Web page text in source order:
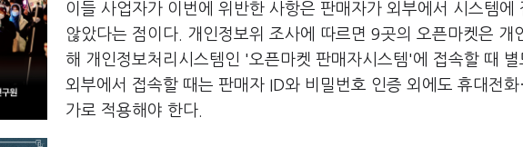
이들 사업자가 이번에 위반한 사항은 판매자가 외부에서 시스템
않았다는 점이다. 개인정보위 조사에 따르면 9곳의 오픈마켓은
해 개인정보처리시스템인 '오픈마켓 판매자시스템'에 접속할 때
외부에서 접속할 때는 판매자 ID와 비밀번호 인증 외에도 휴대전
가로 적용해야 한다.